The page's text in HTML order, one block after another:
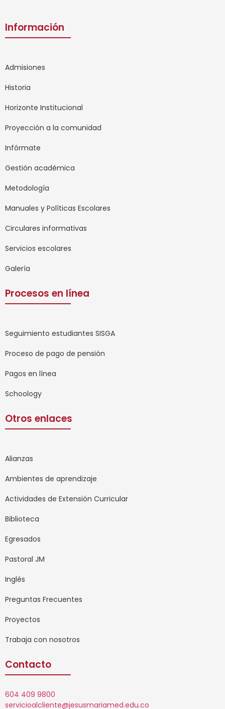
Información
Admisiones
Historia
Horizonte Institucional
Proyección a la comunidad
Infórmate
Gestión académica
Metodología
Manuales y Políticas Escolares
Circulares informativas
Servicios escolares
Galería
Procesos en línea
Seguimiento estudiantes SISGA
Proceso de pago de pensión
Pagos en línea
Schoology
Otros enlaces
Alianzas
Ambientes de aprendizaje
Actividades de Extensión Curricular
Biblioteca
Egresados
Pastoral JM
Inglés
Preguntas Frecuentes
Proyectos
Trabaja con nosotros
Contacto
604 409 9800
servicioalcliente@jesusmariamed.edu.co